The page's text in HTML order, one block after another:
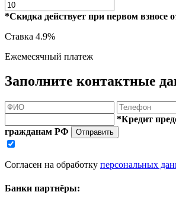
*Скидка действует при первом взносе
Ставка 4.9%
Ежемесячный платеж
Заполните контактные
*Кредит
гражданам РФ
Отправить
Согласен на обработку персональных
Банки партнёры: